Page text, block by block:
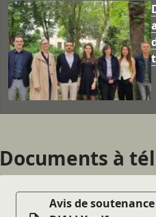
Documents à
Avis de